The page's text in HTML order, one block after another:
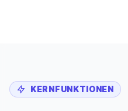
KERNFUNKTIONEN